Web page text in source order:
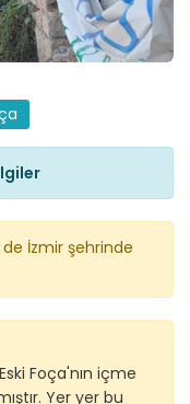
İzmir şehrinde
Foça'nın içme
Yer yer bu